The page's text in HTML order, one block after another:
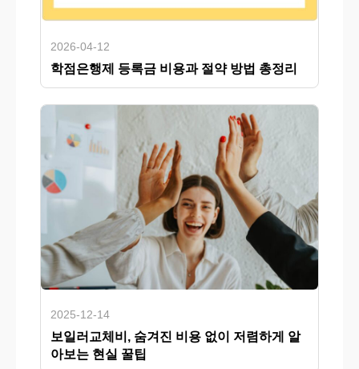
2026-04-12
학점은행제 등록금 비용과 절약 방법 총정리
2025-12-14
보일러교체비, 숨겨진 비용 없이 저렴하게 알
아보는 현실 꿀팁